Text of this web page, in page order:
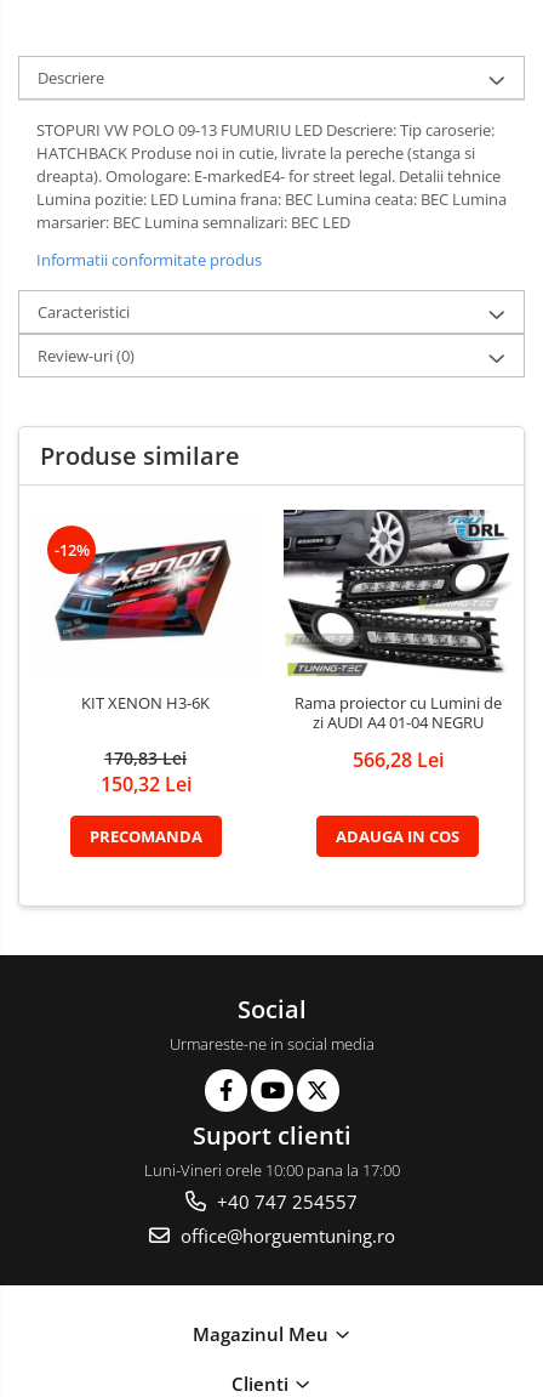
Descriere
STOPURI VW POLO 09-13 FUMURIU LED Descriere: Tip caroserie:
HATCHBACK Produse noi in cutie, livrate la pereche (stanga si
dreapta). Omologare: E-markedE4- for street legal. Detalii tehnice
Lumina pozitie: LED Lumina frana: BEC Lumina ceata: BEC Lumina
marsarier: BEC Lumina semnalizari: BEC LED
Informatii conformitate produs
Caracteristici
Review-uri(0)
Produse similare
-12%
KIT XENON H3-6K
170,83 Lei
150,32 Lei
PRECOMANDA
Rama proiector cu Lumini de
zi AUDI A4 01-04 NEGRU
566,28 Lei
ADAUGA IN COS
Social
Urmareste-ne in social media
Suport clienti
Luni-Vineri orele 10:00 pana la 17:00
+40 747 254557
office@horguemtuning.ro
Magazinul Meu
Clienti